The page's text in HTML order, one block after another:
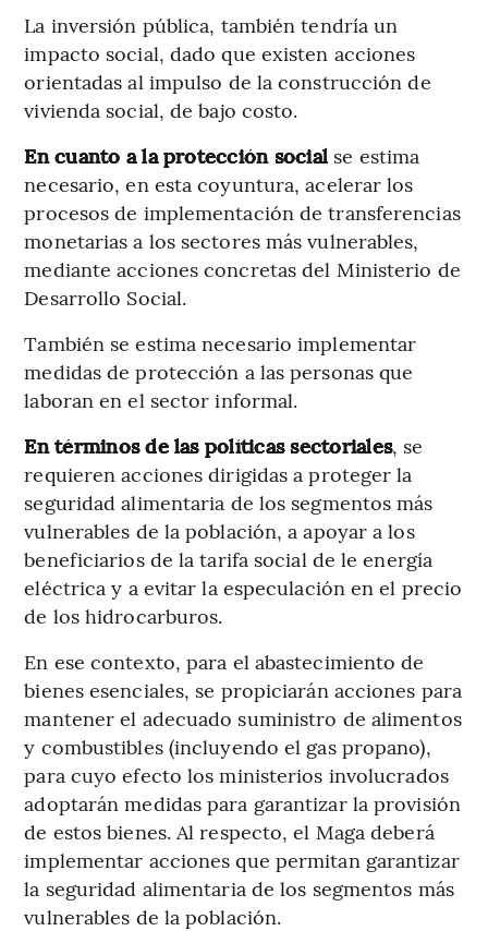
La inversión pública, también tendría un
impacto social, dado que existen acciones
orientadas al impulso de la construcción de
vivienda social, de bajo costo.
En cuanto a la protección social se estima
necesario, en esta coyuntura, acelerar los
procesos de implementación de transferencias
monetarias a los sectores más vulnerables,
mediante acciones concretas del Ministerio de
Desarrollo Social.
También se estima necesario implementar
medidas de protección a las personas que
laboran en el sector informal.
En términos de las políticas sectoriales, se
requieren acciones dirigidas a proteger la
seguridad alimentaria de los segmentos más
vulnerables de la población, a apoyar a los
beneficiarios de la tarifa social de le energía
eléctrica y a evitar la especulación en el precio
de los hidrocarburos.
En ese contexto, para el abastecimiento de
bienes esenciales, se propiciarán acciones para
mantener el adecuado suministro de alimentos
y combustibles (incluyendo el gas propano),
para cuyo efecto los ministerios involucrados
adoptarán medidas para garantizar la provisión
de estos bienes. Al respecto, el Maga deberá
implementar acciones que permitan garantizar
la seguridad alimentaria de los segmentos más
vulnerables de la población.